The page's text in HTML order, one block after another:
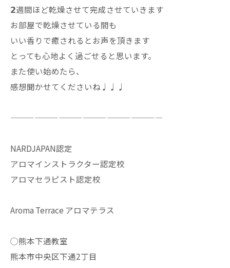
𝟮週間ほど乾燥させて完成させていきます
お部屋で乾燥させている間も
いい香りで癒されるとお声を頂きます
とっても心地よく過ごせると思います。
また使い始めたら、
感想聞かせてくださいね♩♩♩
———————————————————
NARDJAPAN認定
アロマインストラクター認定校
アロマセラピスト認定校
Aroma Terrace アロマテラス
◯熊本下通教室
熊本市中央区下通2丁目